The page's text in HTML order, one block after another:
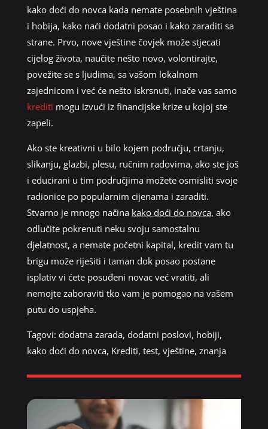
kako doći do novca kada nemate posebnih vještina
i hobija, kako naći dodatni posao i kako zaraditi sa
strane. Prvo, nove vještine čovjek može stjecati
cijelog života, naučite nešto novo, volontirajte,
povežite se s ljudima, sa vašom lokalnom
zajednicom i već će nešto iskrsnuti, inače vas samo
krediti mogu izvući iz financijske krize u kojoj ste
zapeli.
Ako ste kreativni u bilo kojem području, crtanju,
slikanju, glazbi, plesu, ručnim radovima, ako ste još
i educirani u tim područjima možete osmisliti svoje
radionice po popularnim cijenama i zaraditi.
Stvarno je mnogo načina kako doći do novca, ako
odlučite pokrenuti neku svoju samostalnu
djelatnost, a nemate početni kapital, kredit vam tu
brigu može riješiti i taman dok posao postane
isplativ vi ćete posuđeni novac već vratiti, ali
nemojte zaboraviti tko vam je pomogao na vašem
putu do uspjeha.
Tagovi: dodatna zarada, dodatni poslovi, hobiji,
kako doći do novca, Krediti, test, vještine, znanja